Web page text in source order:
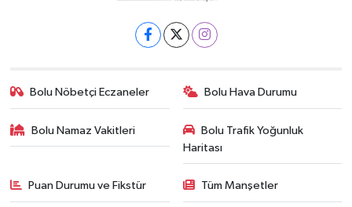
Bolu Nöbetçi Eczaneler Bolu Hava Durumu
Bolu Namaz Vakitleri
Bolu Trafik Yoğunluk
Haritası
Puan Durumu ve Fikstür Tüm Manşetler